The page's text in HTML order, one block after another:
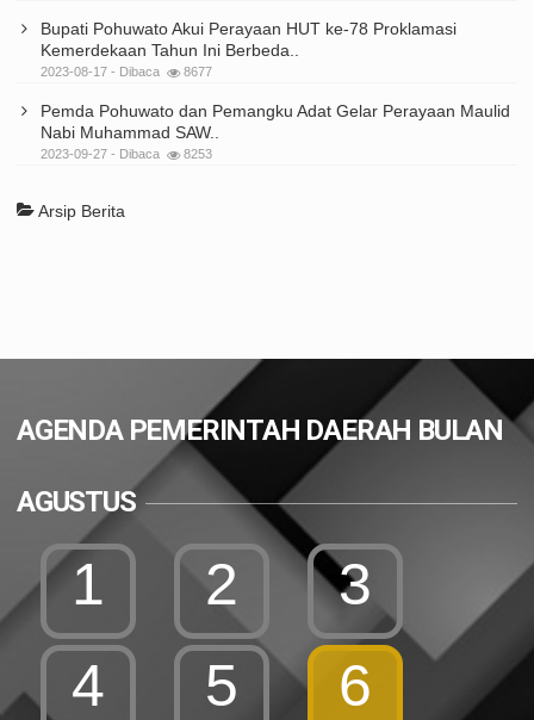
Bupati Pohuwato Akui Perayaan HUT ke-78 Proklamasi
Kemerdekaan Tahun Ini Berbeda..
2023-08-17 - Dibaca 8677
Pemda Pohuwato dan Pemangku Adat Gelar Perayaan Maulid
Nabi Muhammad SAW..
2023-09-27 - Dibaca 8253
Arsip Berita
AGENDA PEMERINTAH DAERAH BULAN
AGUSTUS
1 2
3
4
5
6